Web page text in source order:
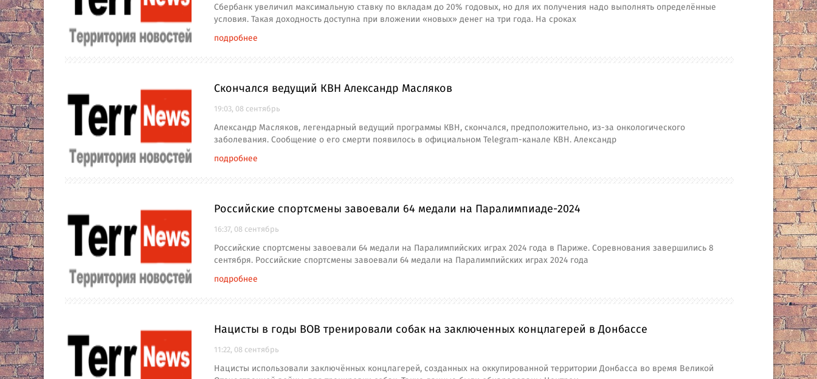
Сбербанк увеличил максимальную ставку по вкладам до 20% годовых, но для их получения надо выполнять определённые
условия. Такая доходность доступна при вложении «новых» денег на три года. На сроках
подробнее
Скончался ведущий КВН Александр Масляков
19:03, 08 сентябрь
Александр Масляков, легендарный ведущий программы КВН, скончался, предположительно, из-за онкологического
заболевания. Сообщение о его смерти появилось в официальном Telegram-канале КВН. Александр
подробнее
Российские спортсмены завоевали 64 медали на Паралимпиаде-2024
16:37, 08 сентябрь
Российские спортсмены завоевали 64 медали на Паралимпийских играх 2024 года в Париже. Соревнования завершились 8
сентября. Российские спортсмены завоевали 64 медали на Паралимпийских играх 2024 года
подробнее
Нацисты в годы ВОВ тренировали собак на заключенных концлагерей в Донбассе
11:22, 08 сентябрь
Нацисты использовали заключённых концлагерей, созданных на оккупированной территории Донбасса во время Великой